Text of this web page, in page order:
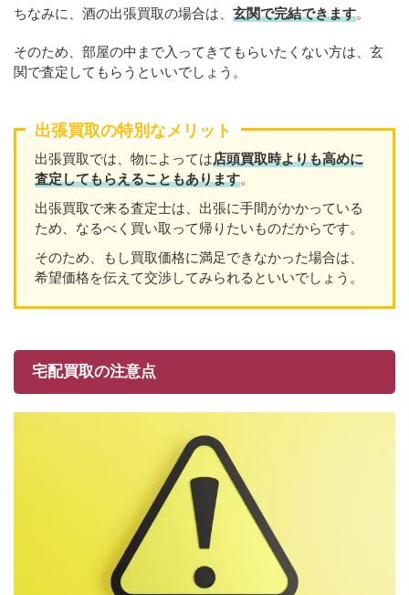
ちなみに、酒の出張買取の場合は、 玄関で完結できます。
そのため、部屋の中まで入ってきてもらいたくない方は、玄
関で査定してもらうといいでしょう。
出張買取の特別なメリット
出張買取では、物によっては店頭買取時よりも高めに
査定してもらえることもあります。
出張買取で来る査定士は、出張に手間がかかっている
ため、なるべく買い取って帰りたいものだからです。
そのため、もし買取価格に満足できなかった場合は、
希望価格を伝えて交渉してみられるといいでしょう。
宅配買取の注意点